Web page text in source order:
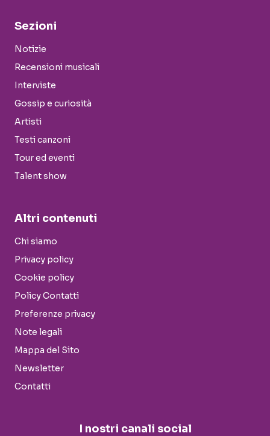
Sezioni
Notizie
Recensioni musicali
Interviste
Gossip e curiosità
Artisti
Testi canzoni
Tour ed eventi
Talent show
Altri contenuti
Chi siamo
Privacy policy
Cookie policy
Policy Contatti
Preferenze privacy
Note legali
Mappa del Sito
Newsletter
Contatti
I nostri canali social